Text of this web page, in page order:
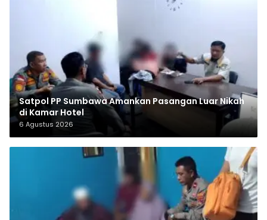
Satpol PP Sumbawa Amankan Pasangan Luar Nikah
di Kamar Hotel
6 Agustus 2026